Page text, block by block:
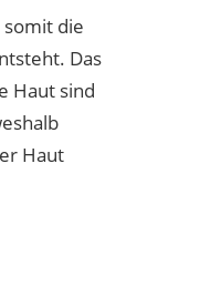
die
Das
Haut sind
Haut